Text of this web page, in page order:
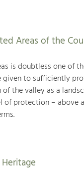
Areas of the
is doubtless one of
to sufficiently
the valley as a
of protection –